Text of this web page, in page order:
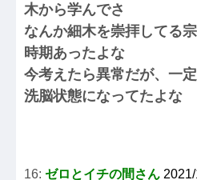
木から学んでさ
なんか細木を崇拝してる
時期あったよな
今考えたら異常だが、一
洗脳状態になってたよな
16: ゼロとイチの間さん